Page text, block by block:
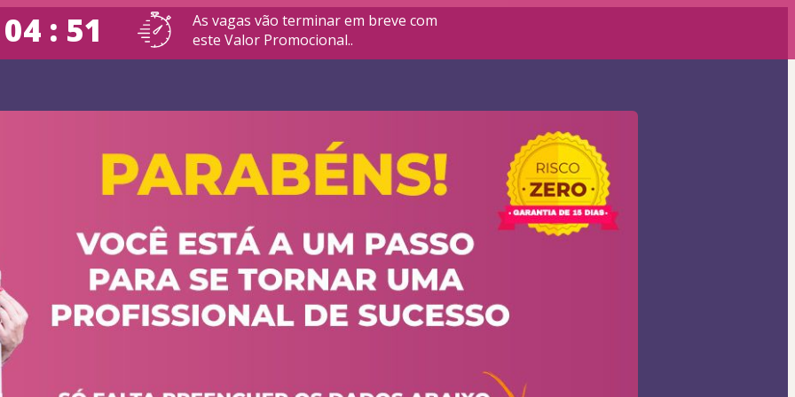
: 50
As vagas vão terminar em breve com
este Valor Promocional..